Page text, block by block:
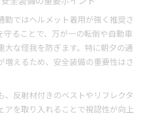
勤ではヘルメット着用が強く推奨さ
守ることで、万が一の転倒や自動車
大な怪我を防ぎます。特に朝夕の通
増えるため、安全装備の重要性はさ
、反射材付きのベストやリフレクタ
アを取り入れることで視認性が向上